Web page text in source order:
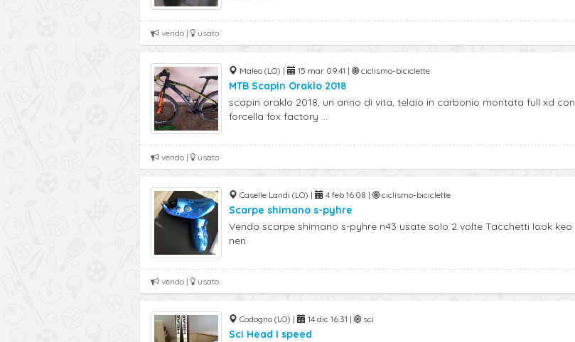
vendo | usato
Maleo (LO) | 15 mar 09:41 | ciclismo-biciclette
MTB Scapin Oraklo 2018
scapin oraklo 2018, un anno di vita, telaio in carbonio montata full xd con
forcella fox factory ...
vendo | usato
Caselle Landi (LO) | 4 feb 16:08 | ciclismo-biciclette
Scarpe shimano s-pyhre
Vendo scarpe shimano s-pyhre n43 usate solo 2 volte Tacchetti look keo
neri
vendo | usato
Codogno (LO) | 14 dic 16:31 | sci
Sci Head I speed